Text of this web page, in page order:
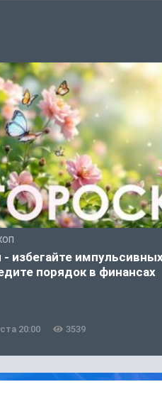
избегайте
порядок в финансах
20:00 3539